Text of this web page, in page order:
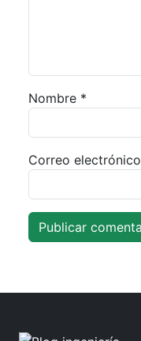
Nombre *
Correo electrónico